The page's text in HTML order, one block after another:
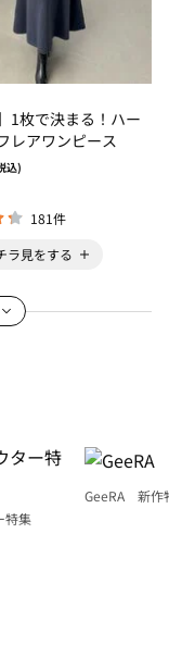
1枚で決まる！ハー
レアワンピース
込)
181件
ラ見をする
特集
GeeRA 新作